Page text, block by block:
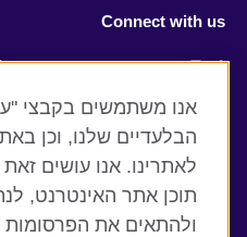
Connect with us
RSS
הבלעדיים שלנו, וכן
לאתרינו. אנו עושים
תוכן אתר האינטרנט,
ולהתאים את הפרסומות